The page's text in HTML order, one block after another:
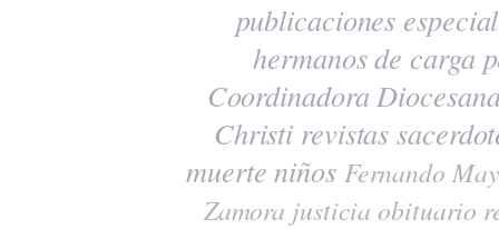
publicaciones
hermanos de carga
Coordinadora
Christi revistas
muerte niños Fernando
Zamora justicia obituario